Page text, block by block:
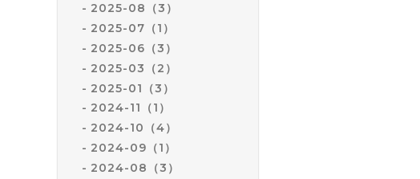
2025-08（3）
2025-07（1）
2025-06（3）
2025-03（2）
2025-01（3）
2024-11（1）
2024-10（4）
2024-09（1）
2024-08（3）